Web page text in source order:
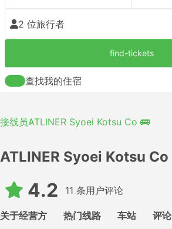
2 位旅行者
find-tickets
查找我的住宿
接线员ATLINER Syoei Kotsu Co 🚌
ATLINER Syoei Kotsu Co
4.2 11 条用户评论
关于经营方 热门线路 车站 评论